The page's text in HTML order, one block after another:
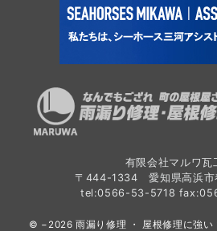
有限会社マルワ瓦
〒444-1334 愛知県高浜
tel:0566-53-5718
© −2026雨漏り修理 ・ 屋根修理に強